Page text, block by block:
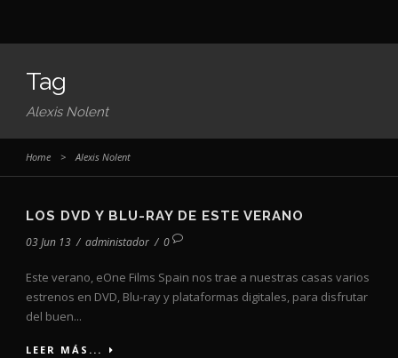
Tag
Alexis Nolent
Home > Alexis Nolent
LOS DVD Y BLU-RAY DE ESTE VERANO
03 Jun 13 / administador / 0
Este verano, eOne Films Spain nos trae a nuestras casas varios
estrenos en DVD, Blu-ray y plataformas digitales, para disfrutar
del buen...
LEER MÁS...